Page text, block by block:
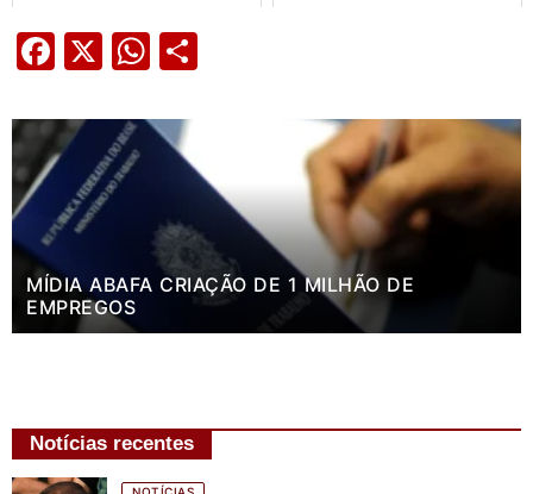
Facebook
X WhatsApp
MÍDIA ABAFA CRIAÇÃO DE 1 MILHÃO DE
EMPREGOS
Notícias recentes